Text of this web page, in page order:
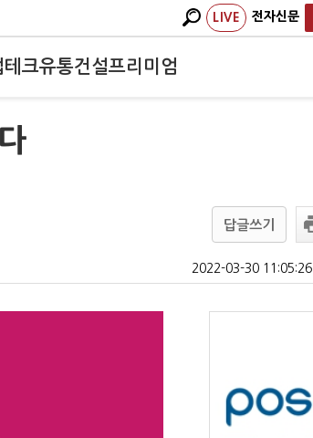
LIVE 전자신문
테크유통건설프리미엄
답글쓰기
2022-03-30 11:05:26